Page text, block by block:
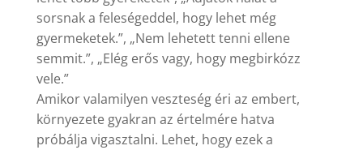
sorsnak a feleségeddel, hogy lehet még
gyermeketek.”, „Nem lehetett tenni ellene
semmit.”, „Elég erős vagy, hogy megbirkózz
vele.”
Amikor valamilyen veszteség éri az embert,
környezete gyakran az értelmére hatva
próbálja vigasztalni. Lehet, hogy ezek a